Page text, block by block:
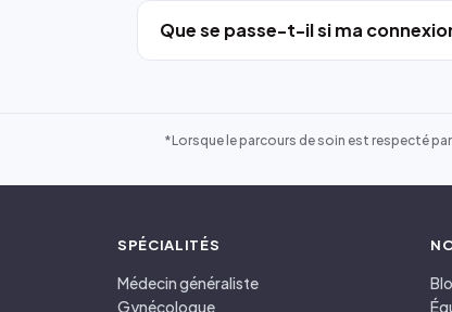
Que se passe-t-il si ma
*Lorsque le parcours de soin est respecté
SPÉCIALITÉS
Médecin généraliste
Gynécologue